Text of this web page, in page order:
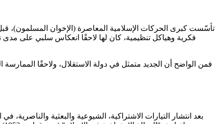
تأسّست كبرى الحركات الإسلامية المعاصرة (الإخوان المسلمون)،
فكرية وهياكل تنظيمية، كان لها لاحقًا انعكاس سلبي على مدى
فمن الواضح أن الجديد متمثل في دولة الاستقلال، ولاحقًا
بعد انتشار التيارات الاشتراكية، الشيوعية والبعثية